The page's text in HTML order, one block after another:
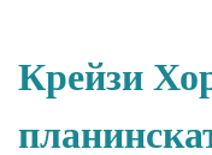
Крейзи